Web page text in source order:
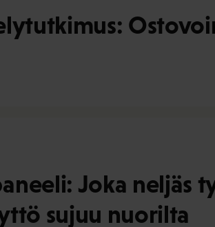
Joka neljäs
sujuu nuorilta